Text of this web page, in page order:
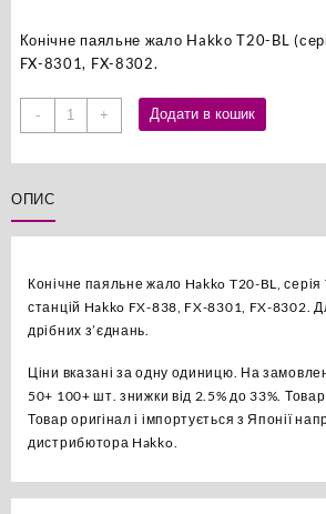
Конічне паяльне жало Hakko T20-BL
FX-8301, FX-8302.
-
Hakko
T20-
паяльне
жало
+ Додати в кошик
ОПИС
Конічне паяльне жало Hakko T20-BL,
станцій Hakko FX-838, FX-8301, FX-8302.
дрібних з’єднань.
Ціни вказані за одну одиницю. На
50+ 100+ шт. знижки від 2.5% до 33%.
Товар оригінал і імпортується з Японії
дистрибютора Hakko.